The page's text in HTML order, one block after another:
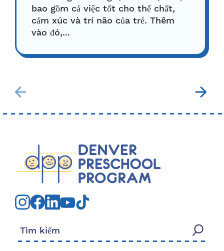
bao gồm cả việc tốt cho thể chất,
cảm xúc và trí não của trẻ. Thêm
vào đó,...
Tìm kiếm: